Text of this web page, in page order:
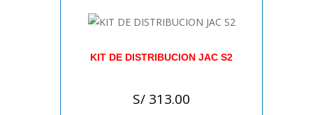
KIT DE DISTRIBUCION JAC S2
S/ 313.00